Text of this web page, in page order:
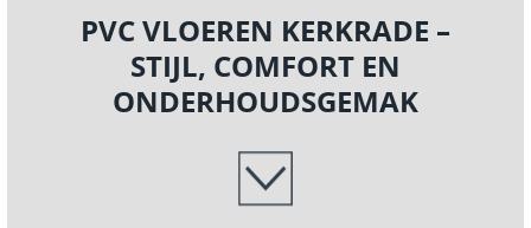
PVC VLOEREN KERKRADE –
STIJL, COMFORT EN
ONDERHOUDSGEMAK